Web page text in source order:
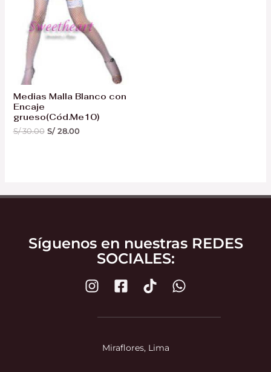
Medias Malla Blanco con
Encaje
grueso(Cód.Me10)
S/30.00 S/28.00
Síguenos en nuestras REDES
SOCIALES:
Miraflores, Lima